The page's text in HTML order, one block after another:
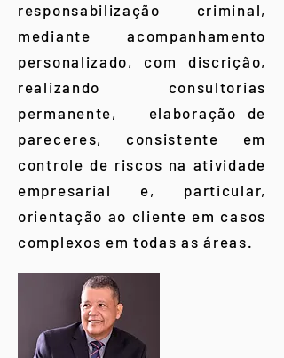
responsabilização criminal,
mediante acompanhamento
personalizado, com discrição,
realizando consultorias
permanente, elaboração de
pareceres, consistente em
controle de riscos na atividade
empresarial e, particular,
orientação ao cliente em casos
complexos em todas as áreas.